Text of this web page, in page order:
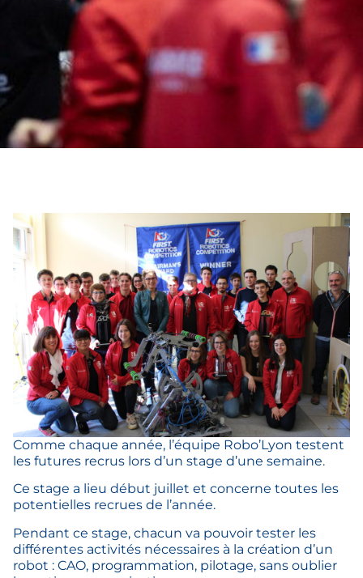
Comme chaque année, l’équipe Robo’Lyon testent
les futures recrus lors d’un stage d’une semaine.
Ce stage a lieu début juillet et concerne toutes les
potentielles recrues de l’année.
Pendant ce stage, chacun va pouvoir tester les
différentes activités nécessaires à la création d’un
robot : CAO, programmation, pilotage, sans oublier